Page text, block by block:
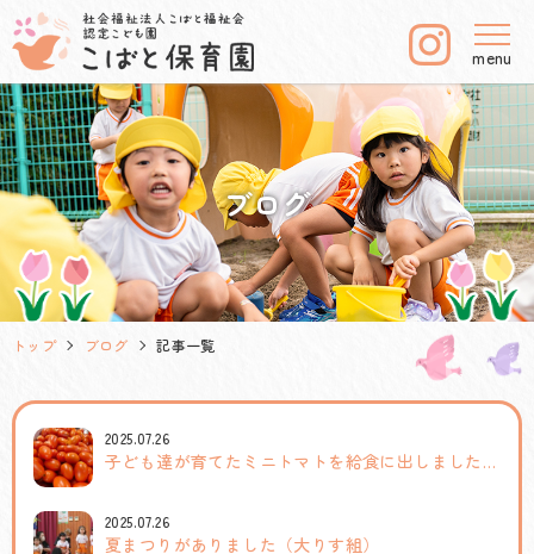
menu
ブログ
トップ ブログ 記事一覧
2025.07.26
子ども達が育てたミニトマトを給食に出しました(給食室)
2025.07.26
夏まつりがありました（大りす組）